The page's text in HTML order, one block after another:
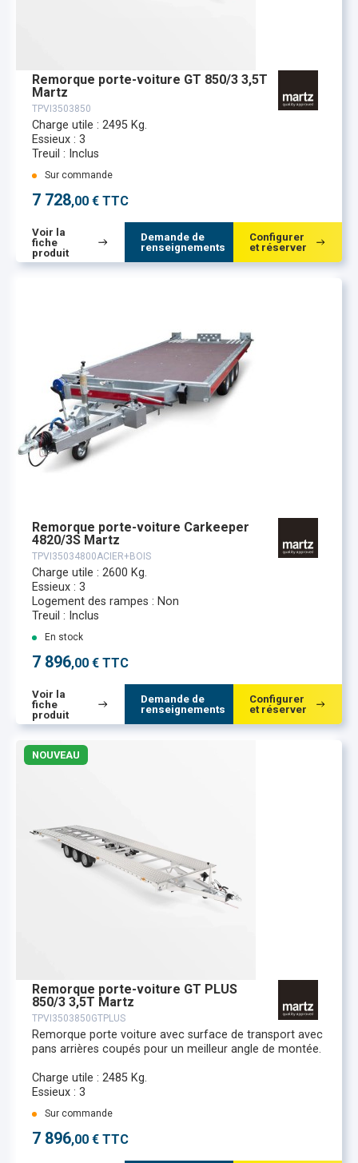
Remorque porte-voiture GT 850/3 3,5T
Martz
TPVI3503850
Charge utile : 2495 Kg.
Essieux : 3
Treuil : Inclus
Sur commande
7 728,00 € TTC
Voir la
fiche
produit
Demande de
renseignements
Configurer
et réserver
Remorque porte-voiture Carkeeper
4820/3S Martz
TPVI35034800ACIER+BOIS
Charge utile : 2600 Kg.
Essieux : 3
Logement des rampes : Non
Treuil : Inclus
En stock
7 896,00 € TTC
Voir la
fiche
produit
Demande de
renseignements
Configurer
et réserver
NOUVEAU
Remorque porte-voiture GT PLUS
850/3 3,5T Martz
TPVI3503850GTPLUS
Remorque porte voiture avec surface de transport avec
pans arrières coupés pour un meilleur angle de montée.
Charge utile : 2485 Kg.
Essieux : 3
Sur commande
7 896,00 € TTC